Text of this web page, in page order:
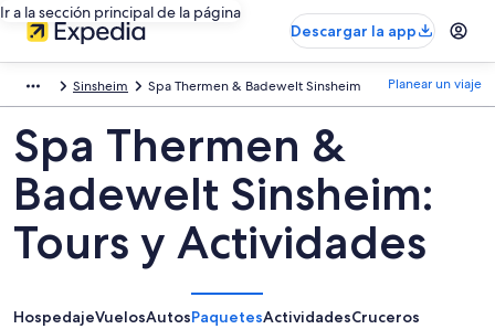
Ir a la sección principal de la página
Descargar la app
Sinsheim Spa Thermen & Badewelt Sinsheim Planear un viaje
Spa Thermen &
Badewelt Sinsheim:
Tours y Actividades
HospedajeVuelosAutosPaquetesActividadesCruceros